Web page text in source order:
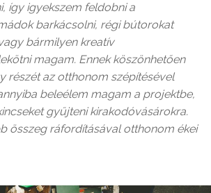
így igyekszem feldobni a
barkácsolni, régi bútorokat
bármilyen kreatív
magam. Ennek köszönhetően
részét az otthonom szépítésével
beleélem magam a projektbe,
gyűjteni kirakodóvásárokra.
összeg ráfordításával otthonom ékei